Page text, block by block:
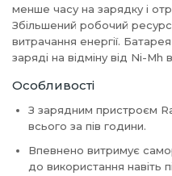
менше часу на зарядку і
Збільшений робочий
витрачання енергії.
заряді на відміну від Ni-Mh
Особливості
З зарядним пристроєм
всього за пів години.
Впевнено витримує
до використання навіть